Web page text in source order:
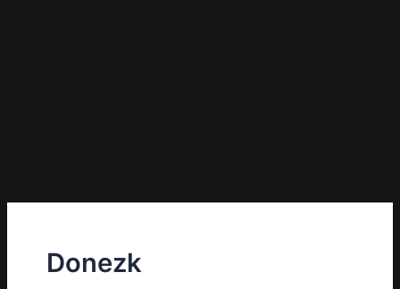
Donezk